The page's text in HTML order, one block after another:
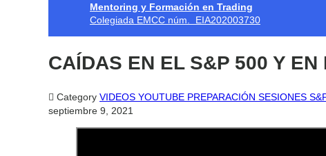
Mentoring y Formación en Trading
Colegiada EMCC núm. EIA202003730
CAÍDAS EN EL S&P 500 Y
 Category VIDEOS YOUTUBE PREPARACIÓN SESIONES
septiembre 9, 2021